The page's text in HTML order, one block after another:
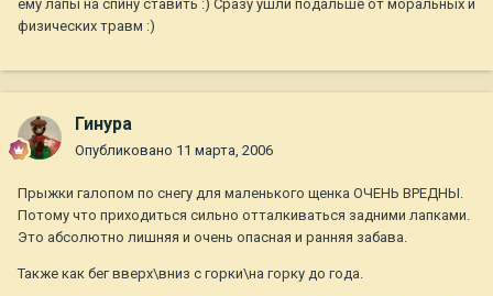
ему лапы на спину ставить :) Сразу ушли подальше от моральных и
физических травм :)
Гинура
Опубликовано 11 марта, 2006
Прыжки галопом по снегу для маленького щенка ОЧЕНЬ ВРЕДНЫ.
Потому что приходиться сильно отталкиваться задними лапками.
Это абсолютно лишняя и очень опасная и ранняя забава.
Также как бег вверх\вниз с горки\на горку до года.